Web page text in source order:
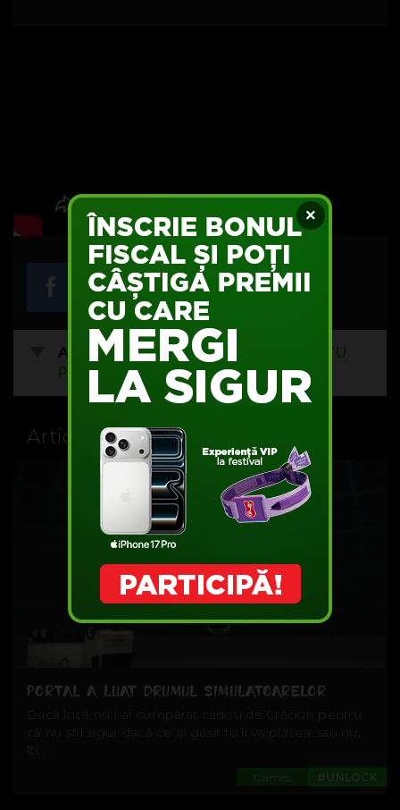
×
Acest articol nu are comentarii.
FII TU
PRIMUL
Articole recomandate
PORTAL A LUAT DRUMUL SIMULATOARELOR
Dacă încă nu i-ai cumpărat cadou de Crăciun pentru
că nu știi sigur dacă ce ai găsit tu îi va plăcea sau nu,
îți...
#UNLOCK
Games